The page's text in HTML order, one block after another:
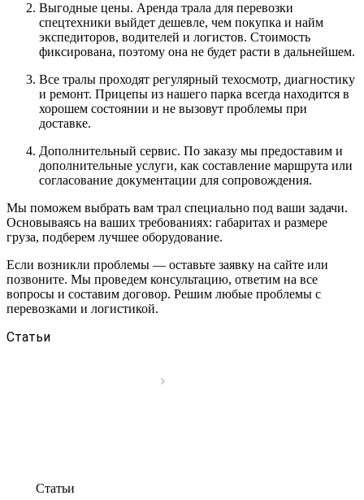
Выгодные цены. Аренда трала для перевозки
спецтехники выйдет дешевле, чем покупка и найм
экспедиторов, водителей и логистов. Стоимость
фиксирована, поэтому она не будет расти в дальнейшем.
Все тралы проходят регулярный техосмотр, диагностику
и ремонт. Прицепы из нашего парка всегда находится в
хорошем состоянии и не вызовут проблемы при
доставке.
Дополнительный сервис. По заказу мы предоставим и
дополнительные услуги, как составление маршрута или
согласование документации для сопровождения.
Мы поможем выбрать вам трал специально под ваши задачи.
Основываясь на ваших требованиях: габаритах и размере
груза, подберем лучшее оборудование.
Если возникли проблемы — оставьте заявку на сайте или
позвоните. Мы проведем консультацию, ответим на все
вопросы и составим договор. Решим любые проблемы с
перевозками и логистикой.
Статьи
Статьи